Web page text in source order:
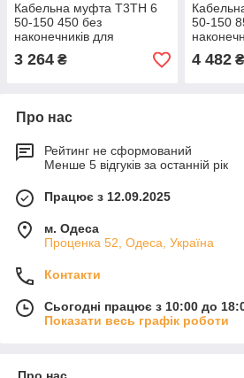
Кабельна муфта Т3ТН 6
50-150 450 без
наконечників для
трижильного кабелю,
номінальна напруга 6 кВ
3 264 ₴
50-150
4 482₴
Про нас
Рейтинг не сформований
Менше 5 відгуків за останній рік
Працює з 12.09.2025
м. Одеса
Проценка 52, Одеса, Україна
Контакти
Сьогодні працює з 10:00 до
Показати весь графік роботи